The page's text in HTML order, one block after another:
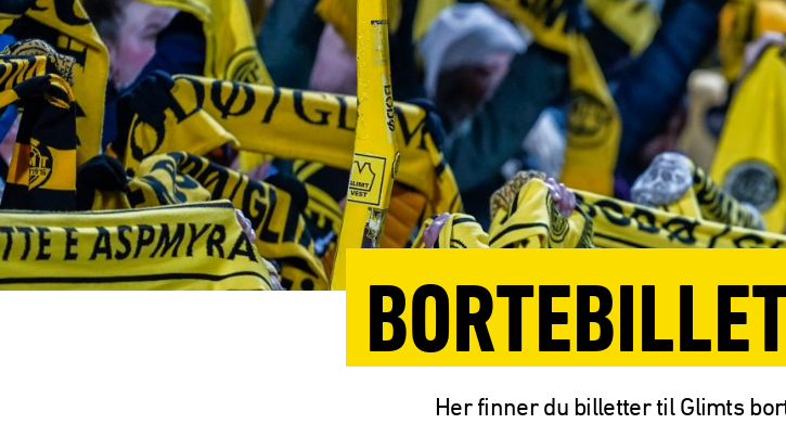
Her finner du billetter til Glimts